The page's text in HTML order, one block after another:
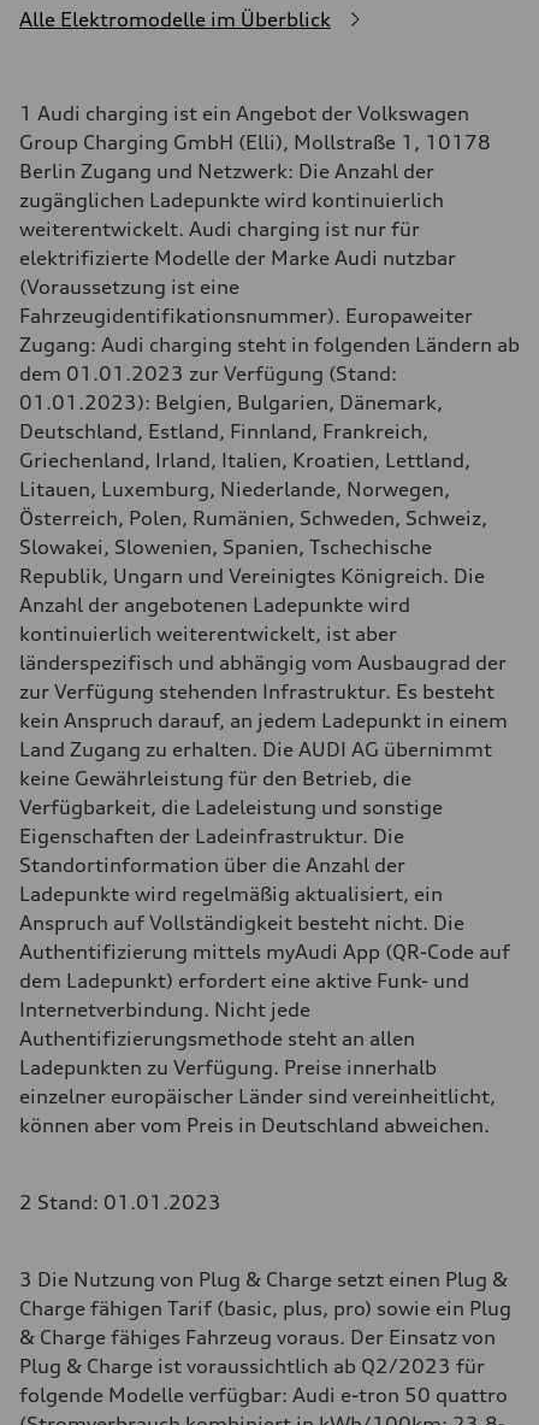
Alle Elektromodelle im Überblick
1 Audi charging ist ein Angebot der Volkswagen
Group Charging GmbH (Elli), Mollstraße 1, 10178
Berlin Zugang und Netzwerk: Die Anzahl der
zugänglichen Ladepunkte wird kontinuierlich
weiterentwickelt. Audi charging ist nur für
elektrifizierte Modelle der Marke Audi nutzbar
(Voraussetzung ist eine
Fahrzeugidentifikationsnummer). Europaweiter
Zugang: Audi charging steht in folgenden Ländern ab
dem 01.01.2023 zur Verfügung (Stand:
01.01.2023): Belgien, Bulgarien, Dänemark,
Deutschland, Estland, Finnland, Frankreich,
Griechenland, Irland, Italien, Kroatien, Lettland,
Litauen, Luxemburg, Niederlande, Norwegen,
Österreich, Polen, Rumänien, Schweden, Schweiz,
Slowakei, Slowenien, Spanien, Tschechische
Republik, Ungarn und Vereinigtes Königreich. Die
Anzahl der angebotenen Ladepunkte wird
kontinuierlich weiterentwickelt, ist aber
länderspezifisch und abhängig vom Ausbaugrad der
zur Verfügung stehenden Infrastruktur. Es besteht
kein Anspruch darauf, an jedem Ladepunkt in einem
Land Zugang zu erhalten. Die AUDI AG übernimmt
keine Gewährleistung für den Betrieb, die
Verfügbarkeit, die Ladeleistung und sonstige
Eigenschaften der Ladeinfrastruktur. Die
Standortinformation über die Anzahl der
Ladepunkte wird regelmäßig aktualisiert, ein
Anspruch auf Vollständigkeit besteht nicht. Die
Authentifizierung mittels myAudi App (QR-Code auf
dem Ladepunkt) erfordert eine aktive Funk- und
Internetverbindung. Nicht jede
Authentifizierungsmethode steht an allen
Ladepunkten zu Verfügung. Preise innerhalb
einzelner europäischer Länder sind vereinheitlicht,
können aber vom Preis in Deutschland abweichen.
2 Stand: 01.01.2023
3 Die Nutzung von Plug & Charge setzt einen Plug &
Charge fähigen Tarif (basic, plus, pro) sowie ein Plug
& Charge fähiges Fahrzeug voraus. Der Einsatz von
Plug & Charge ist voraussichtlich ab Q2/2023 für
folgende Modelle verfügbar: Audi e-tron 50 quattro